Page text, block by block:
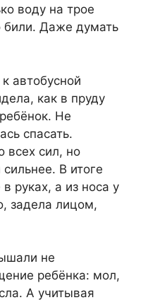
воду на трое
били. Даже думать
автобусной
как в пруду
Не
спасать.
всех сил, но
В итоге
руках, а из носа у
задела лицом,
не
ребёнка: мол,
А учитывая